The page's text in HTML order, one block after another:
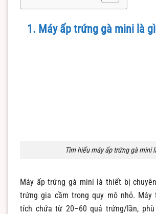
1. Máy ấp trứng gà mini là
Tìm hiểu máy ấp trứng gà mini
Máy ấp trứng gà mini là thiết bị
trứng gia cầm trong quy mô nhỏ. Máy
tích chứa từ 20–60 quả trứng/lần,